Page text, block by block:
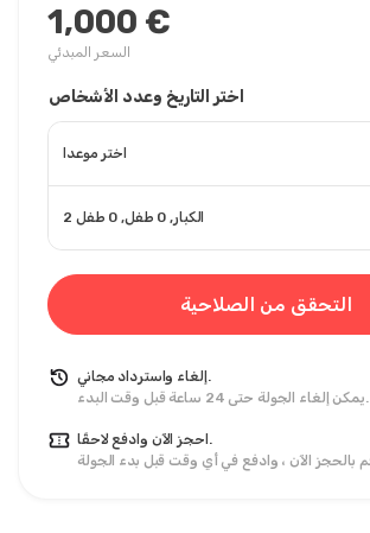
1,000 €
السعر المبدئي
اختر التاريخ وعدد الأشخاص
اختر موعدا
2 الكبار, 0 طفل, 0 طفل
التحقق من الصلاحية